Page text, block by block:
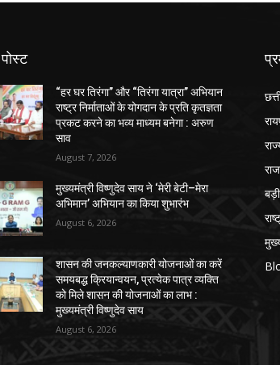
“हर घर तिरंगा” और “तिरंगा यात्रा” अभियान
राष्ट्र निर्माताओं के योगदान के प्रति कृतज्ञता
प्रकट करने का भव्य माध्यम बनेगा : अरुण
साव
August 7, 2026
मुख्यमंत्री विष्णुदेव साय ने ‘मेरी बेटी–मेरा
अभिमान’ अभियान का किया शुभारंभ
August 6, 2026
शासन की जनकल्याणकारी योजनाओं का करें
समयबद्ध क्रियान्वयन, प्रत्येक पात्र व्यक्ति
को मिले शासन की योजनाओं का लाभ :
मुख्यमंत्री विष्णुदेव साय
August 6, 2026